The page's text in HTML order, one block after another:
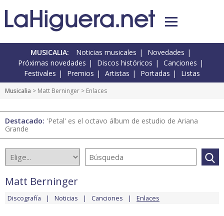
MUSICALIA: Noticias musicales
Novedades
Próximas novedades
Discos históricos
Canciones
Festivales
Premios Artistas Portadas Listas
Musicalia > Matt Berninger > Enlaces
Destacado: 'Petal' es el octavo álbum de estudio de Ariana
Grande
Matt Berninger
Discografía Noticias Canciones Enlaces